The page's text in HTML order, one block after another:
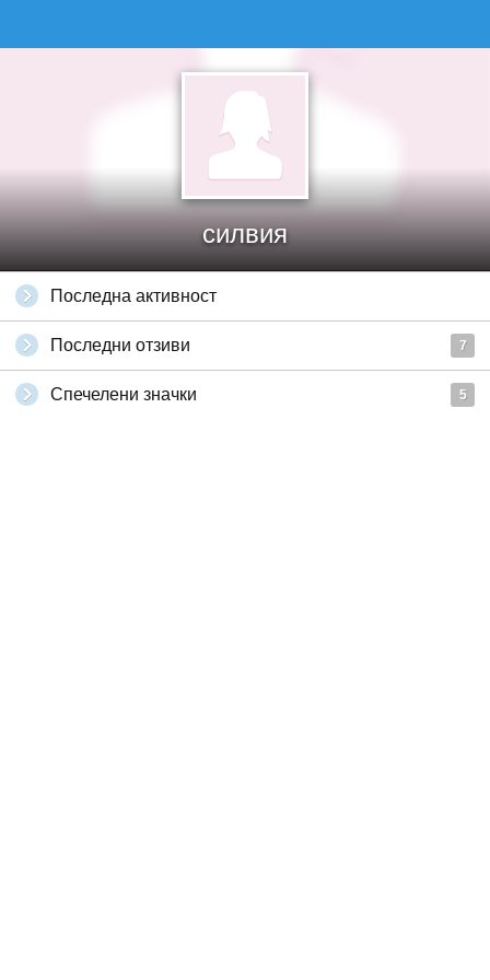
силвия
Последна активност
Последни отзиви 7
Спечелени значки 5